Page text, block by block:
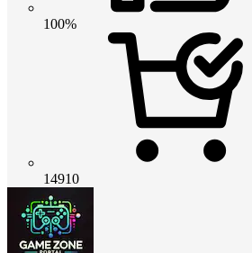
100%
14910